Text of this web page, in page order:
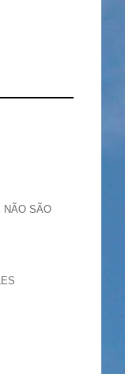
NÃO SÃO